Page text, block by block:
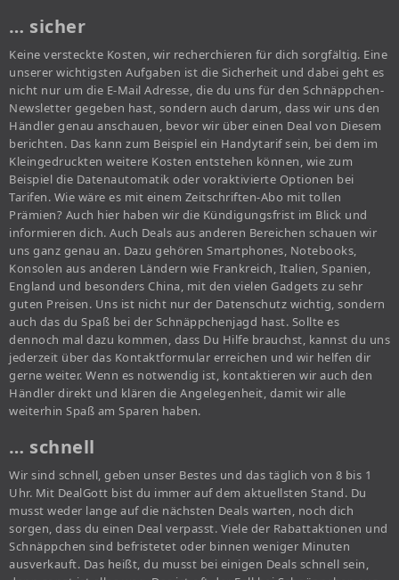
… sicher
Keine versteckte Kosten, wir recherchieren für dich sorgfältig. Eine
unserer wichtigsten Aufgaben ist die Sicherheit und dabei geht es
nicht nur um die E-Mail Adresse, die du uns für den Schnäppchen-
Newsletter gegeben hast, sondern auch darum, dass wir uns den
Händler genau anschauen, bevor wir über einen Deal von Diesem
berichten. Das kann zum Beispiel ein Handytarif sein, bei dem im
Kleingedruckten weitere Kosten entstehen können, wie zum
Beispiel die Datenautomatik oder voraktivierte Optionen bei
Tarifen. Wie wäre es mit einem Zeitschriften-Abo mit tollen
Prämien? Auch hier haben wir die Kündigungsfrist im Blick und
informieren dich. Auch Deals aus anderen Bereichen schauen wir
uns ganz genau an. Dazu gehören Smartphones, Notebooks,
Konsolen aus anderen Ländern wie Frankreich, Italien, Spanien,
England und besonders China, mit den vielen Gadgets zu sehr
guten Preisen. Uns ist nicht nur der Datenschutz wichtig, sondern
auch das du Spaß bei der Schnäppchenjagd hast. Sollte es
dennoch mal dazu kommen, dass Du Hilfe brauchst, kannst du uns
jederzeit über das Kontaktformular erreichen und wir helfen dir
gerne weiter. Wenn es notwendig ist, kontaktieren wir auch den
Händler direkt und klären die Angelegenheit, damit wir alle
weiterhin Spaß am Sparen haben.
… schnell
Wir sind schnell, geben unser Bestes und das täglich von 8 bis 1
Uhr. Mit DealGott bist du immer auf dem aktuellsten Stand. Du
musst weder lange auf die nächsten Deals warten, noch dich
sorgen, dass du einen Deal verpasst. Viele der Rabattaktionen und
Schnäppchen sind befristetet oder binnen weniger Minuten
ausverkauft. Das heißt, du musst bei einigen Deals schnell sein,